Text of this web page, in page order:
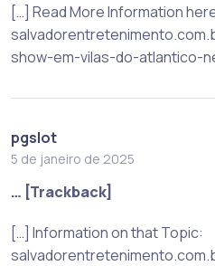
[…] Read More Information
show-em-vilas-do-atlantico-
pgslot
5 de janeiro de 2025
… [Trackback]
[…] Information on that Topic: